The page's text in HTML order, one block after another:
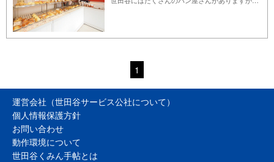
1
運営会社（世田谷サービス公社について）
個人情報保護方針
お問い合わせ
動作環境について
世田谷くみん手帖とは